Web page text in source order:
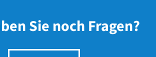
Sie noch Fragen?